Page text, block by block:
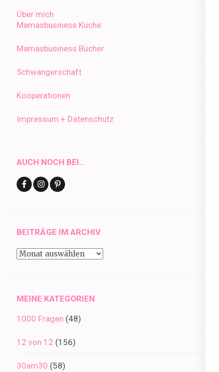
Über mich
Mamasbusiness Küche
Mamasbusiness Bücher
Schwangerschaft
Kooperationen
Impressum + Datenschutz
AUCH NOCH BEI..
BEITRÄGE IM ARCHIV
Beiträge
MEINE KATEGORIEN
1000 Fragen (48)
12 von 12 (156)
30am30 (58)